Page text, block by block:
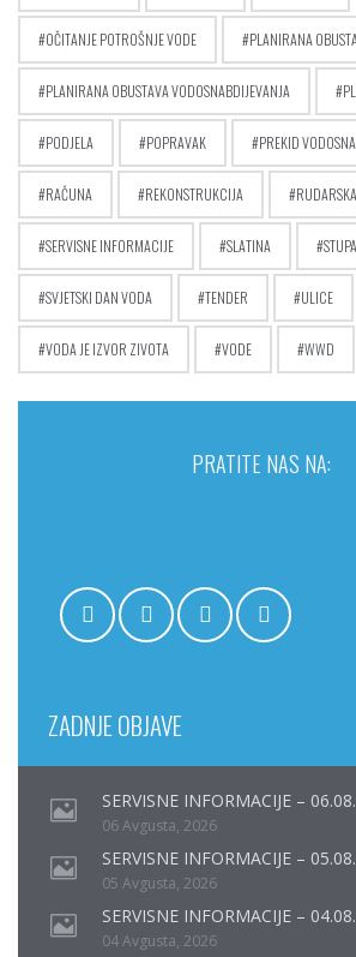
OČITANJE POTROŠNJE VODE PLANIRANA
PLANIRANA OBUSTAVA VODOSNABDIJEVANJA
PODJELA POPRAVAK PREKID
RAČUNA REKONSTRUKCIJA RUDARSKA
SERVISNE INFORMACIJE SLATINA
SVJETSKI DAN VODA TENDER ULICE
VODA JE IZVOR ZIVOTA VODE WWD
PRATITE NAS NA:
ZADNJE OBJAVE
SERVISNE INFORMACIJE –
06 Avgusta, 2026
SERVISNE INFORMACIJE –
05 Avgusta, 2026
SERVISNE INFORMACIJE –
04 Avgusta, 2026